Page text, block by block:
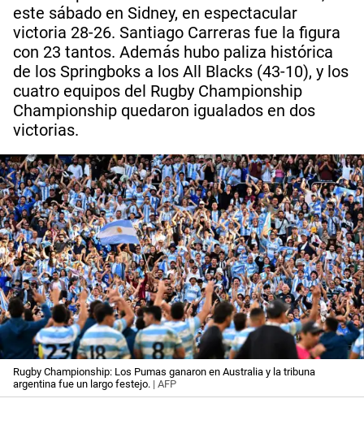
este sábado en Sidney, en espectacular
victoria 28-26. Santiago Carreras fue la figura
con 23 tantos. Además hubo paliza histórica
de los Springboks a los All Blacks (43-10), y los
cuatro equipos del Rugby Championship
Championship quedaron igualados en dos
victorias.
Rugby Championship: Los Pumas ganaron en Australia y la tribuna
argentina fue un largo festejo. | AFP